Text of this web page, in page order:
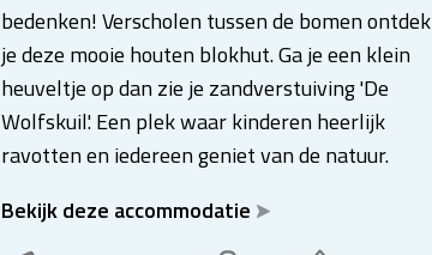
bedenken! Verscholen tussen de bomen ontdek
je deze mooie houten blokhut. Ga je een klein
heuveltje op dan zie je zandverstuiving 'De
Wolfskuil'. Een plek waar kinderen heerlijk
ravotten en iedereen geniet van de natuur.
Bekijk deze accommodatie